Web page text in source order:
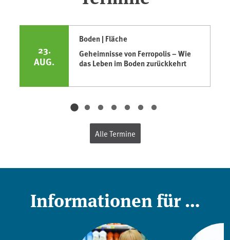
23.
AUG.
Boden | Fläche
Geheimnisse von Ferropolis – Wie
das Leben im Boden zurückkehrt
Alle Termine
Informationen für …